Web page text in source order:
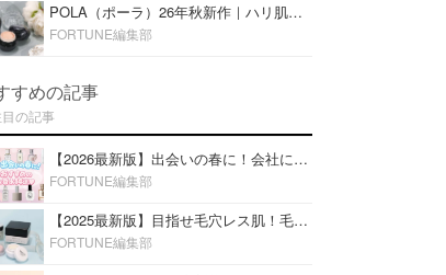
POLA（ポーラ）26年秋新作｜ハリ肌を叶える『B.A デイ プランプ ファンデーション』を口コミ
FORTUNE編集部
すめの記事
の記事
【2026最新版】出会いの春に！会社にもおすすめの好印象な香水14選♡ビジネスの場での香水マナーも
FORTUNE編集部
【2025最新版】目指せ毛穴レス肌！毛穴を埋めて隠す「おすすめ部分用下地＆プライマー」ランキング♡
FORTUNE編集部